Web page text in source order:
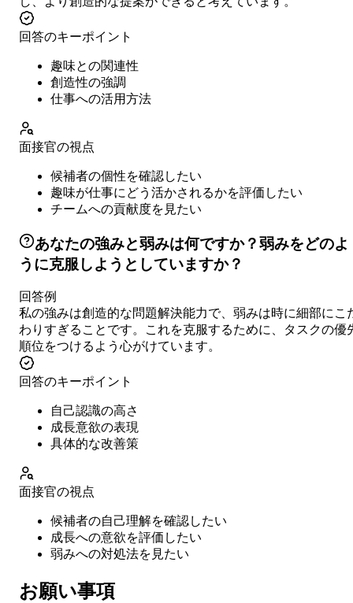
回答のキーポイント
趣味との関連性
創造性の強調
仕事への活用方法
面接官の視点
候補者の個性を確認したい
趣味が仕事にどう活かされるかを評価したい
チームへの貢献度を見たい
あなたの強みと弱みは何ですか？弱みをどのよ
うに克服しようとしていますか？
回答例
私の強みは創造的な問題解決能力で、弱みは時に細部にこ
わりすぎることです。これを克服するために、タスクの優
順位をつけるよう心がけています。
回答のキーポイント
自己認識の高さ
成長意欲の表現
具体的な改善策
面接官の視点
候補者の自己理解を確認したい
成長への意欲を評価したい
弱みへの対処法を見たい
お願い事項